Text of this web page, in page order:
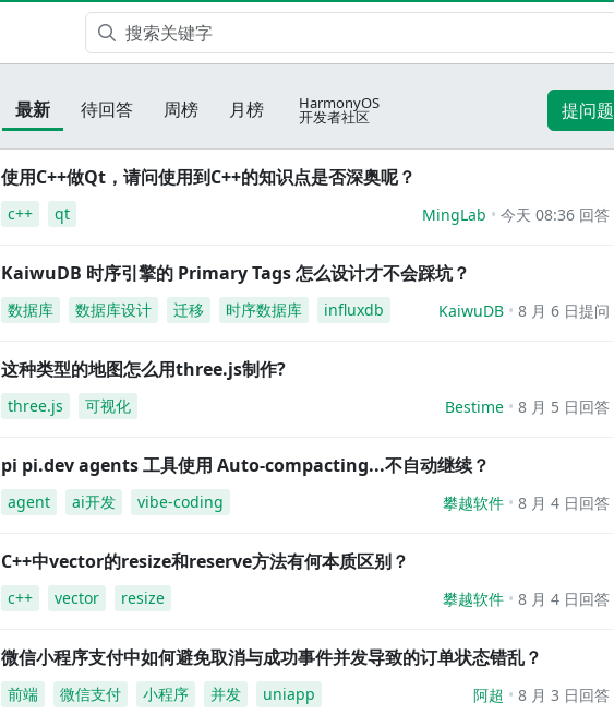
最新 待回答 周榜 月榜 HarmonyOS
开发者社区 提问题
使用C++做Qt，请问使用到C++的知识点是否深奥呢？
c++ qt MingLab 今天 08:36 回答
KaiwuDB 时序引擎的 Primary Tags 怎么设计才不会踩坑？
数据库 数据库设计 迁移 时序数据库 influxdb KaiwuDB 8 月 6 日提问
这种类型的地图怎么用three.js制作?
three.js 可视化 Bestime 8 月 5 日回答
pi pi.dev agents 工具使用 Auto-compacting...不自动继续？
agent ai开发 vibe-coding 攀越软件 8 月 4 日回答
C++中vector的resize和reserve方法有何本质区别？
c++ vector resize 攀越软件 8 月 4 日回答
微信小程序支付中如何避免取消与成功事件并发导致的订单状态错乱？
前端 微信支付 小程序 并发 uniapp 阿超 8 月 3 日回答